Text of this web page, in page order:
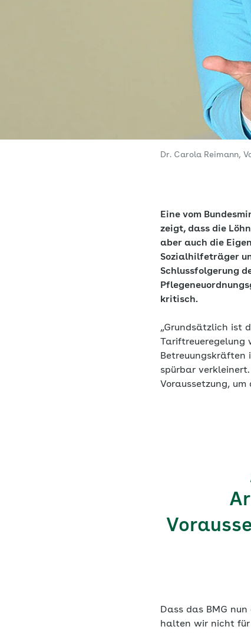
Dr. Carola Reimann,
Eine vom
zeigt, dass die
aber auch die
Sozialhilfeträger
Schlussfolgerung
kritisch.
„Grundsätzlich ist
Tariftreueregelung
Betreuungskräften
spürbar
Voraussetzung,
Dass das BMG
halten wir nicht